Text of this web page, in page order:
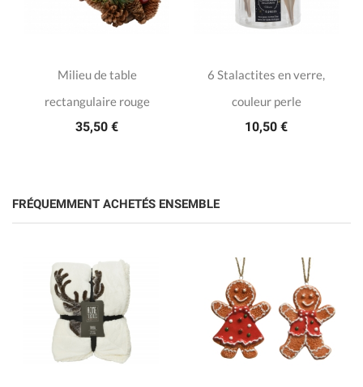
Milieu de table
rectangulaire rouge
35,50 €
6 Stalactites en verre,
couleur perle
10,50 €
FRÉQUEMMENT ACHETÉS ENSEMBLE